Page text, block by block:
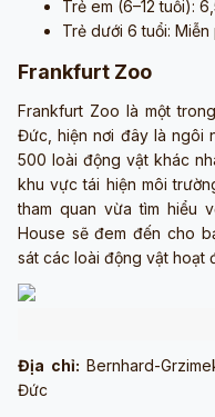
Trẻ em (6–12 tuổi):
Trẻ dưới 6 tuổi: Miễn
Frankfurt Zoo
Frankfurt Zoo là một
Đức, hiện nơi đây là ngôi
500 loài động vật khác
khu vực tái hiện môi
tham quan vừa tìm hiểu
House sẽ đem đến cho
sát các loài động vật hoạt
Địa chỉ: Bernhard-
Đức